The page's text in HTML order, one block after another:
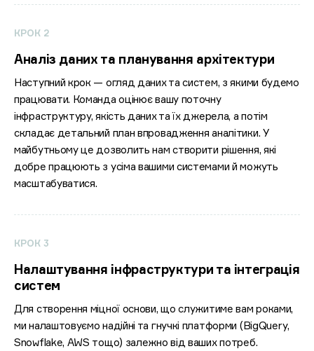
КРОК 2
Аналіз даних та планування архітектури
Наступний крок — огляд даних та систем, з якими будемо
працювати. Команда оцінює вашу поточну
інфраструктуру, якість даних та їх джерела, а потім
складає детальний план впровадження аналітики. У
майбутньому це дозволить нам створити рішення, які
добре працюють з усіма вашими системами й можуть
масштабуватися.
КРОК 3
Налаштування інфраструктури та інтеграція
систем
Для створення міцної основи, що служитиме вам роками,
ми налаштовуємо надійні та гнучкі платформи (BigQuery,
Snowflake, AWS тощо) залежно від ваших потреб.